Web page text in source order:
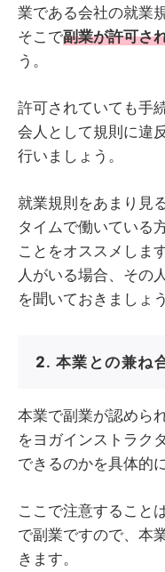
業である会社の就業
そこで副業が許可さ
う。
許可されていても手
会人として規則に違
行いましょう。
就業規則をあまり見
タイムで働いている
ことをオススメしま
人がいる場合、その
を聞いておきましょう
2. 本業との兼ね
本業で副業が認めら
をヨガインストラク
できるのかを具体的
ここで注意すること
で副業ですので、本
きます。